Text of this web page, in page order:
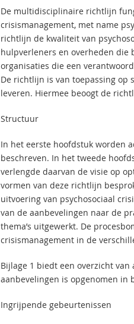
De multidisciplinaire richtlijn
crisismanagement, met name
richtlijn de kwaliteit van
hulpverleners en overheden die
organisaties die een
De richtlijn is van toepassing op
leveren. Hiermee beoogt de
Structuur
In het eerste hoofdstuk worden
beschreven. In het tweede
verlengde daarvan de visie op
vormen van deze richtlijn
uitvoering van psychosociaal
van de aanbevelingen naar de
thema’s uitgewerkt. De
crisismanagement in de
Bijlage 1 biedt een overzicht
aanbevelingen is opgenomen in
Ingrijpende gebeurtenissen